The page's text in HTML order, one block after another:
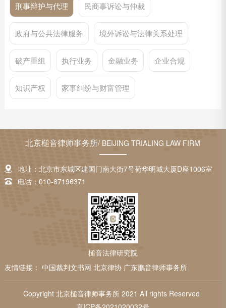
刑事辩护与代理 民商事诉讼与仲裁
政府与公共法律服务 境外诉讼与法律关系处理
破产重组 执行业务 金融业务 企业合规
知识产权 家事纠纷与财富管理
北京槌音律师事务所/ BEIJING TRIALING LAW FIRM
地址：北京市东城区建国门南大街7号荷华明城大厦D座1006室
电话：010-87196371
槌音法律研究院
友情链接： 中国裁判文书网 北京律协 广东鹏音律师事务所
Copyright 北京槌音律师事务所 2021 All rights Reserved